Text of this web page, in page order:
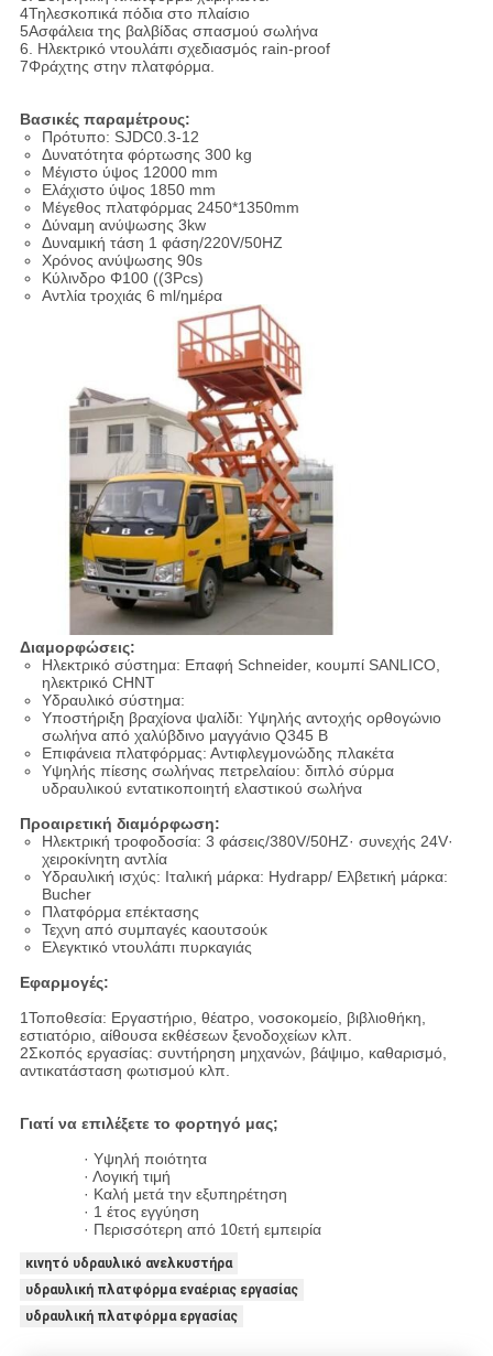
4Τηλεσκοπικά πόδια στο πλαίσιο
5Ασφάλεια της βαλβίδας σπασμού σωλήνα
6. Ηλεκτρικό ντουλάπι σχεδιασμός rain-proof
7Φράχτης στην πλατφόρμα.
Βασικές παραμέτρους:
Πρότυπο: SJDC0.3-12
Δυνατότητα φόρτωσης 300 kg
Μέγιστο ύψος 12000 mm
Ελάχιστο ύψος 1850 mm
Μέγεθος πλατφόρμας 2450*1350mm
Δύναμη ανύψωσης 3kw
Δυναμική τάση 1 φάση/220V/50HZ
Χρόνος ανύψωσης 90s
Κύλινδρο Φ100 ((3Pcs)
Αντλία τροχιάς 6 ml/ημέρα
Διαμορφώσεις:
Ηλεκτρικό σύστημα: Επαφή Schneider, κουμπί SANLICO,
ηλεκτρικό CHNT
Υδραυλικό σύστημα:
Υποστήριξη βραχίονα ψαλίδι: Υψηλής αντοχής ορθογώνιο
σωλήνα από χαλύβδινο μαγγάνιο Q345 Β
Επιφάνεια πλατφόρμας: Αντιφλεγμονώδης πλακέτα
Υψηλής πίεσης σωλήνας πετρελαίου: διπλό σύρμα
υδραυλικού εντατικοποιητή ελαστικού σωλήνα
Προαιρετική διαμόρφωση:
Ηλεκτρική τροφοδοσία: 3 φάσεις/380V/50HZ· συνεχής 24V·
χειροκίνητη αντλία
Υδραυλική ισχύς: Ιταλική μάρκα: Hydrapp/ Ελβετική μάρκα:
Bucher
Πλατφόρμα επέκτασης
Τεχνη από συμπαγές καουτσούκ
Ελεγκτικό ντουλάπι πυρκαγιάς
Εφαρμογές:
1Τοποθεσία: Εργαστήριο, θέατρο, νοσοκομείο, βιβλιοθήκη,
εστιατόριο, αίθουσα εκθέσεων ξενοδοχείων κλπ.
2Σκοπός εργασίας: συντήρηση μηχανών, βάψιμο, καθαρισμό,
αντικατάσταση φωτισμού κλπ.
Γιατί να επιλέξετε το φορτηγό μας;
· Υψηλή ποιότητα
· Λογική τιμή
· Καλή μετά την εξυπηρέτηση
· 1 έτος εγγύηση
· Περισσότερη από 10ετή εμπειρία
κινητό υδραυλικό ανελκυστήρα
υδραυλική πλατφόρμα εναέριας εργασίας
υδραυλική πλατφόρμα εργασίας